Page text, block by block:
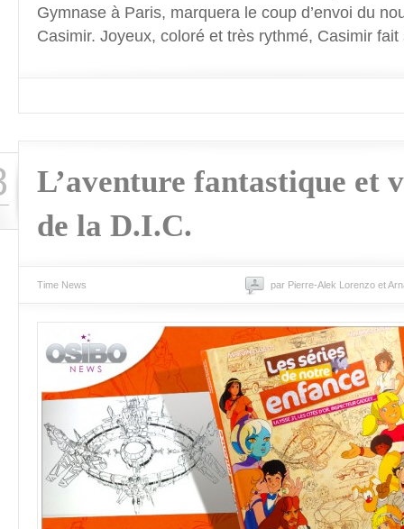
Gymnase à Paris, marquera le coup d’envoi du
Casimir. Joyeux, coloré et très rythmé, Casimir
L’aventure fantastique et
de la D.I.C.
Time News par Pierre-Alek Lorenzo et